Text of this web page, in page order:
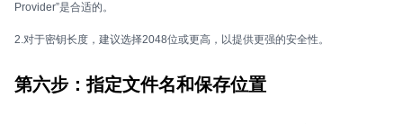
Provider”是合适的。
2.对于密钥长度，建议选择2048位或更高，以提供更强的安全性。
第六步：指定文件名和保存位置